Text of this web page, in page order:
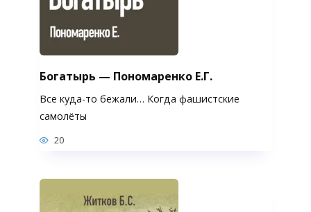
Богатырь — Пономаренко Е.Г.
Все куда-то бежали… Когда фашистские
самолёты
20